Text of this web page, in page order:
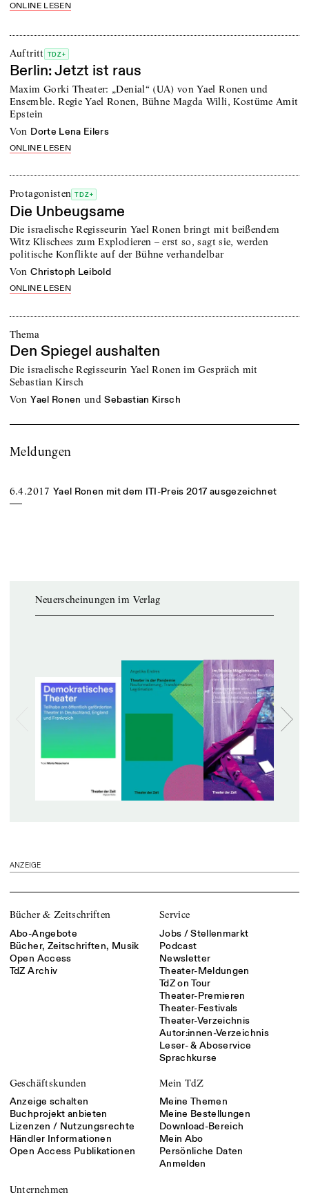
ONLINE LESEN
Auftritt TDZ+
Berlin: Jetzt ist raus
Maxim Gorki Theater: „Denial“ (UA) von Yael Ronen und
Ensemble. Regie Yael Ronen, Bühne Magda Willi, Kostüme Amit
Epstein
von Dorte Lena Eilers
ONLINE LESEN
Protagonisten TDZ+
Die Unbeugsame
Die israelische Regisseurin Yael Ronen bringt mit beißendem
Witz Klischees zum Explodieren – erst so, sagt sie, werden
politische Konflikte auf der Bühne verhandelbar
von Christoph Leibold
ONLINE LESEN
Thema
Den Spiegel aushalten
Die israelische Regisseurin Yael Ronen im Gespräch mit
Sebastian Kirsch
von Yael Ronen und Sebastian Kirsch
Meldungen
6.4.2017 Yael Ronen mit dem ITI-Preis 2017 ausgezeichnet
Neuerscheinungen im Verlag
ANZEIGE
Bücher & Zeitschriften
Abo-Angebote
Bücher, Zeitschriften, Musik
Open Access
TdZ Archiv
Service
Jobs / Stellenmarkt
Podcast
Newsletter
Theater-Meldungen
TdZ on Tour
Theater-Premieren
Theater-Festivals
Theater-Verzeichnis
Autor:innen-Verzeichnis
Leser- & Aboservice
Sprachkurse
Geschäftskunden
Anzeige schalten
Buchprojekt anbieten
Lizenzen / Nutzungsrechte
Händler Informationen
Open Access Publikationen
Mein TdZ
Meine Themen
Meine Bestellungen
Download-Bereich
Mein Abo
Persönliche Daten
Anmelden
Unternehmen